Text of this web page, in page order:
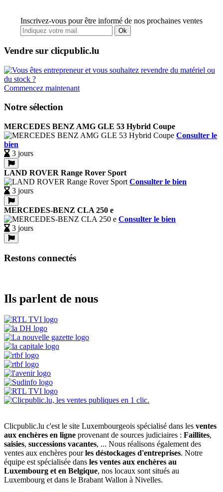
Inscrivez-vous pour être informé de nos prochaines ventes
Ok
Vendre sur clicpublic.lu
Commencez maintenant
Notre sélection
MERCEDES BENZ AMG GLE 53 Hybrid Coupe
Consulter le
bien
3 jours
LAND ROVER Range Rover Sport
Consulter le bien
3 jours
MERCEDES-BENZ CLA 250 e
Consulter le bien
3 jours
Restons connectés
Ils parlent de nous
Clicpublic.lu c'est le site Luxembourgeois spécialisé dans les ventes
aux enchères en ligne provenant de sources judiciaires : Faillites,
saisies, successions vacantes, ... Nous réalisons également des
ventes aux enchères pourles déstockages d'entreprises. Notre
équipe est spécialisée dans les ventes aux enchères au
Luxembourg et en Belgique, nos locaux sont situés au
Luxembourg et dans le Brabant Wallon à Nivelles.